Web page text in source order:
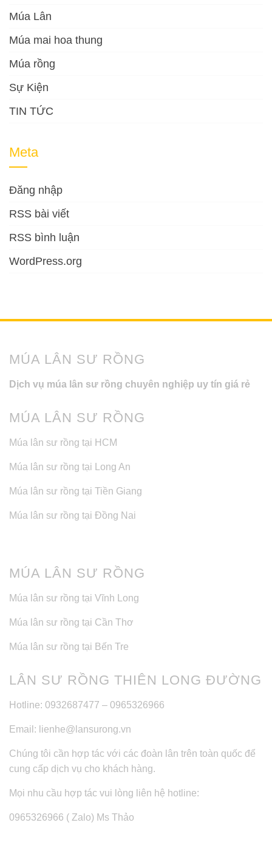
Múa Lân
Múa mai hoa thung
Múa rồng
Sự Kiện
TIN TỨC
Meta
Đăng nhập
RSS bài viết
RSS bình luận
WordPress.org
MÚA LÂN SƯ RỒNG
Dịch vụ múa lân sư rồng chuyên nghiệp uy tín giá rẻ
MÚA LÂN SƯ RỒNG
Múa lân sư rồng tại HCM
Múa lân sư rồng tại Long An
Múa lân sư rồng tại Tiền Giang
Múa lân sư rồng tại Đồng Nai
MÚA LÂN SƯ RỒNG
Múa lân sư rồng tại Vĩnh Long
Múa lân sư rồng tại Cần Thơ
Múa lân sư rồng tại Bến Tre
LÂN SƯ RỒNG THIÊN LONG ĐƯỜNG
Hotline: 0932687477 – 0965326966
Email: lienhe@lansurong.vn
Chúng tôi cần hợp tác với các đoàn lân trên toàn quốc để
cung cấp dịch vụ cho khách hàng.
Mọi nhu cầu hợp tác vui lòng liên hệ hotline:
0965326966 ( Zalo) Ms Thảo